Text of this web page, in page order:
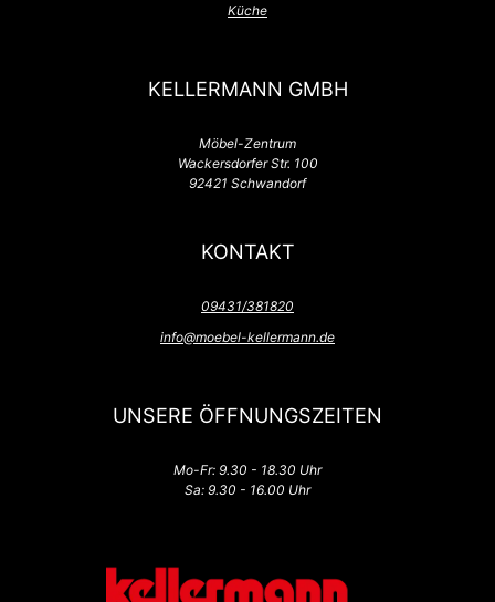
Küche
KELLERMANN GMBH
Möbel-Zentrum
Wackersdorfer Str. 100
92421 Schwandorf
KONTAKT
09431/381820
info@moebel-kellermann.de
UNSERE ÖFFNUNGSZEITEN
Mo-Fr: 9.30 - 18.30 Uhr
Sa: 9.30 - 16.00 Uhr